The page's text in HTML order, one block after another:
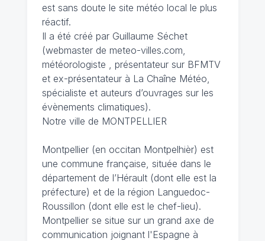
est sans doute le site météo local le plus
réactif.
Il a été créé par Guillaume Séchet
(webmaster de meteo-villes.com,
météorologiste , présentateur sur BFMTV
et ex-présentateur à La Chaîne Météo,
spécialiste et auteurs d’ouvrages sur les
évènements climatiques).
Notre ville de MONTPELLIER
Montpellier (en occitan Montpelhièr) est
une commune française, située dans le
département de l’Hérault (dont elle est la
préfecture) et de la région Languedoc-
Roussillon (dont elle est le chef-lieu).
Montpellier se situe sur un grand axe de
communication joignant l'Espagne à